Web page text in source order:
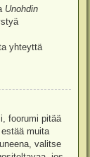
Unohdin
yhteyttä
foorumi pitää
muita
valitse